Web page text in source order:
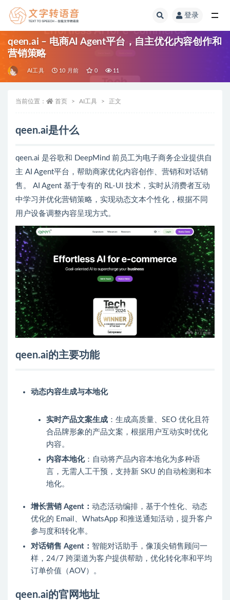
登录
qeen.ai – 电商AI Agent平台，自主优化内容创作和
营销策略
AI工具 10 月前 0 11
当前位置： 首页 AI工具 正文
qeen.ai是什么
qeen.ai 是谷歌和 DeepMind 前员工为电子商务企业提供自
主 AI Agent平台，帮助商家优化内容创作、营销和对话销
售。 AI Agent 基于专有的 RL-UI 技术，实时从消费者互动
中学习并优化营销策略，实现动态文本个性化，根据不同
用户设备调整内容呈现方式。
qeen.ai的主要功能
动态内容生成与本地化
实时产品文案生成 ：生成高质量、SEO 优化且符
合品牌形象的产品文案，根据用户互动实时优化
内容。
内容本地化：自动将产品内容本地化为多种语
言，无需人工干预，支持新 SKU 的自动检测和本
地化。
增长营销 Agent： 动态活动编排，基于个性化、动态
优化的 Email、WhatsApp 和推送通知活动，提升客户
参与度和转化率。
对话销售 Agent： 智能对话助手，像顶尖销售顾问一
样，24/7 跨渠道为客户提供帮助，优化转化率和平均
订单价值（AOV）。
qeen.ai的官网地址